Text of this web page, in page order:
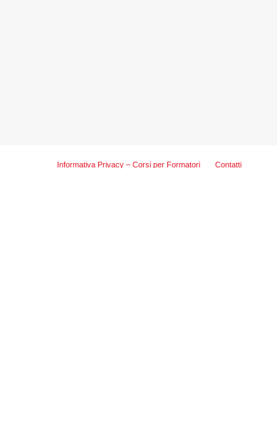
Informativa Privacy – Corsi per Formatori Contatti